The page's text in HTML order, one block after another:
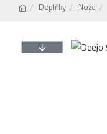
Doplňky Nože